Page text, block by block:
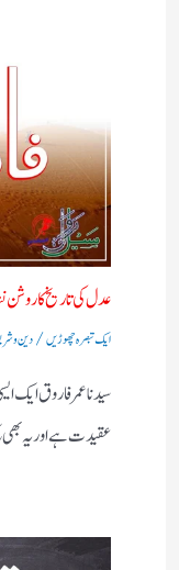
عدل کی تاریخ کا
ایک تبصرہ چھوڑیں/دین و
سیدنا عمر فاروق ایک
عقیدت ہے اور یہ